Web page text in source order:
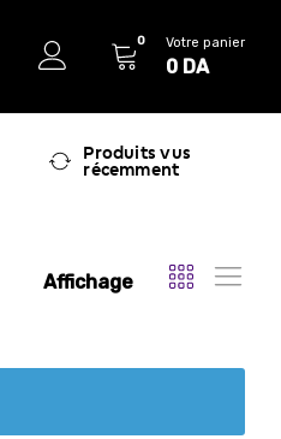
0 Votre panier
0 DA
Produits vus
récemment
Affichage